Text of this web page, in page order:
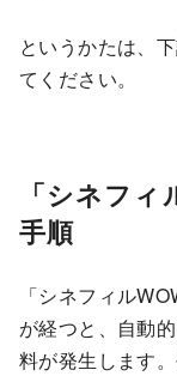
というかたは、
てください。
「シネフ
手順
「シネフィル
が経つと、自動
料が発生します